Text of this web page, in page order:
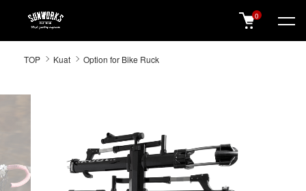
SUNWORKS 公式オンラインショップ
0
TOP Kuat Option for Bike Ruck